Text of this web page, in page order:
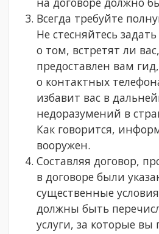
Всегда требуйте
Не стесняйтесь
о том, встретят ли
предоставлен вам
о контактных
избавит вас в
недоразумений в
Как говорится,
вооружен.
Составляя договор,
в договоре были
существенные
должны быть
услуги, за которые вы